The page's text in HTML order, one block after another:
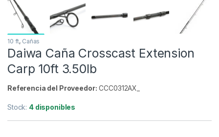
10 ft, Cañas
Daiwa Caña Crosscast Extension
Carp 10ft 3.50lb
Referencia del Proveedor: CCC0312AX_
Stock: 4 disponibles